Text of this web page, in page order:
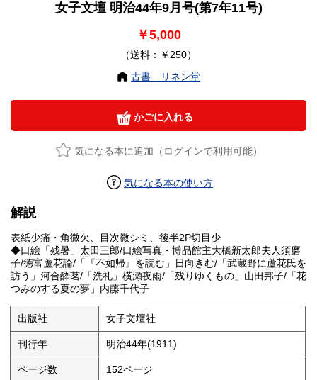
女子文壇 明治44年9月号(第7年11号)
￥5,000
（送料：￥250）
古書 リネン堂
かごに入れる
気になる本に追加（ログインで利用可能）
気になる本の使い方
解説
表紙少痛・角微欠、目次微シミ、後半2P切目少
◆口絵「残暑」太田三郎/口絵写真・博品館主大橋新太郎夫人須磨
子/徳富蘆花論/「『不如帰』を読む」日向きむ/「武蔵野に蘆花氏を
訪う」河合酔茗/「洗礼」横瀬夜雨/「残りゆくもの」山田邦子/「花
つみのする夏の夢」内藤千代子
出版社 女子文壇社
刊行年 明治44年(1911)
ページ数 152ページ